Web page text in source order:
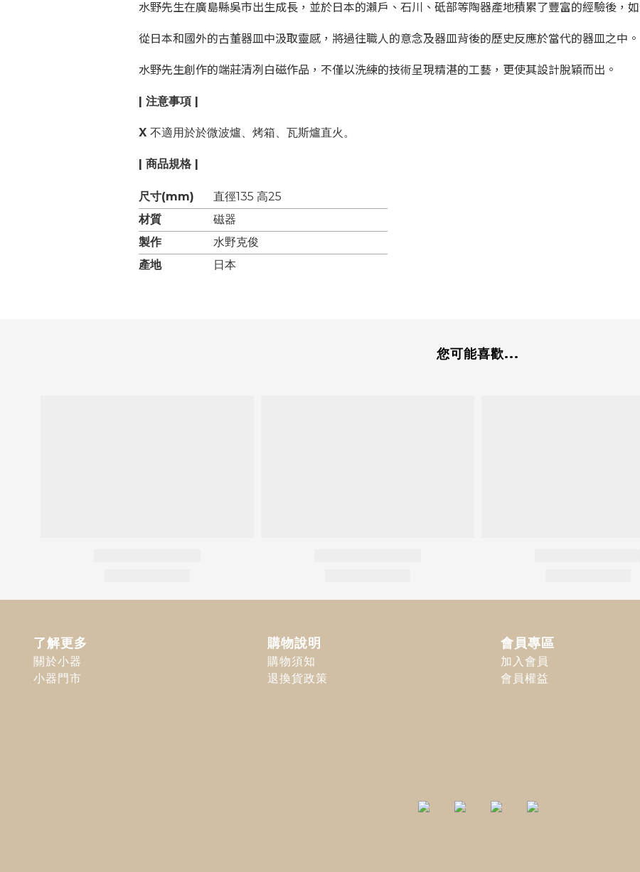
水野先生在廣島縣吳市出生成長，並於日本的瀨戶、石川、砥部等陶器產地積累了豐富的經驗後，
從日本和國外的古董器皿中汲取靈感，將過往職人的意念及器皿背後的歷史反應於當代的器皿之中。
水野先生創作的端莊清冽白磁作品，不僅以洗練的技術呈現精湛的工藝，更使其設計脫穎而出。
| 注意事項 |
X 不適用於於微波爐、烤箱、瓦斯爐直火。
| 商品規格 |
尺寸(mm)
直徑135 高25
材質
磁器
製作
水野克俊
產地
日本
您可能喜歡...
了解更多
關於小器
小器門市
購物說明
購物須知
退換貨政策
會員專區
加入會員
會員權益